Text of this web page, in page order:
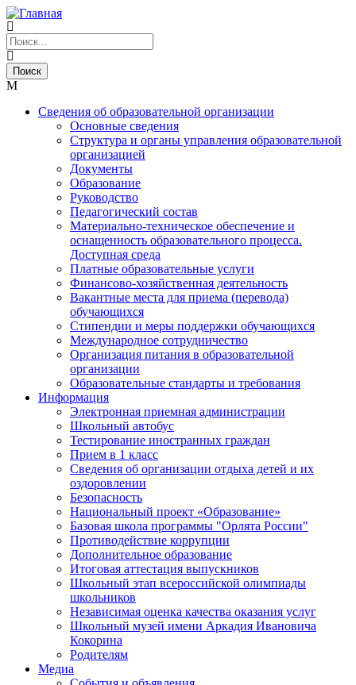
Сведения об образовательной организации
Основные сведения
Структура и органы управления образовательной
организацией
Документы
Образование
Руководство
Педагогический состав
Материально-техническое обеспечение и
оснащенность образовательного процесса.
Доступная среда
Платные образовательные услуги
Финансово-хозяйственная деятельность
Вакантные места для приема (перевода)
обучающихся
Стипендии и меры поддержки обучающихся
Международное сотрудничество
Организация питания в образовательной
организации
Образовательные стандарты и требования
Информация
Электронная приемная администрации
Школьный автобус
Тестирование иностранных граждан
Прием в 1 класс
Сведения об организации отдыха детей и их
оздоровлении
Безопасность
Национальный проект «Образование»
Базовая школа программы "Орлята России"
Противодействие коррупции
Дополнительное образование
Итоговая аттестация выпускников
Школьный этап всероссийской олимпиады
школьников
Независимая оценка качества оказания услуг
Школьный музей имени Аркадия Ивановича
Кокорина
Родителям
Медиа